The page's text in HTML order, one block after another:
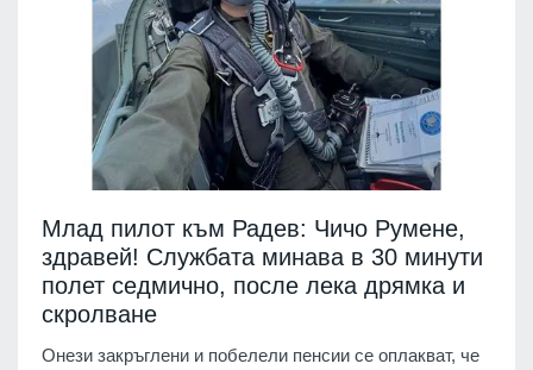
Млад пилот към Радев: Чичо Румене,
здравей! Службата минава в 30 минути
полет седмично, после лека дрямка и
скролване
Онези закръглени и побелели пенсии се оплакват, че